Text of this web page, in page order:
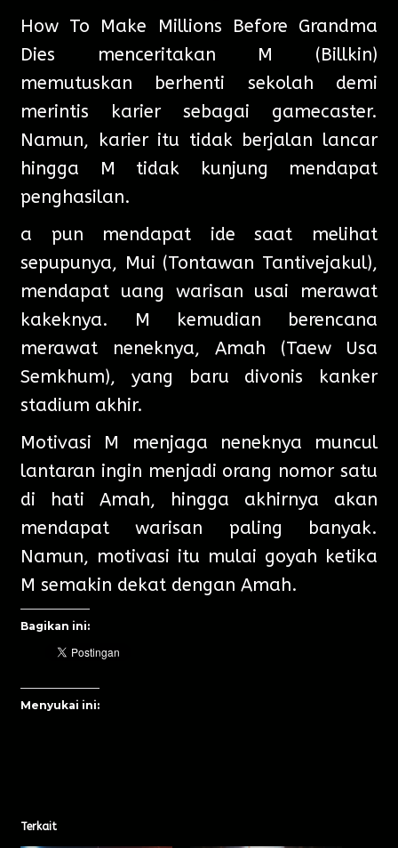
How To Make Millions Before Grandma
Dies menceritakan M (Billkin)
memutuskan berhenti sekolah demi
merintis karier sebagai gamecaster.
Namun, karier itu tidak berjalan lancar
hingga M tidak kunjung mendapat
penghasilan.
a pun mendapat ide saat melihat
sepupunya, Mui (Tontawan Tantivejakul),
mendapat uang warisan usai merawat
kakeknya. M kemudian berencana
merawat neneknya, Amah (Taew Usa
Semkhum), yang baru divonis kanker
stadium akhir.
Motivasi M menjaga neneknya muncul
lantaran ingin menjadi orang nomor satu
di hati Amah, hingga akhirnya akan
mendapat warisan paling banyak.
Namun, motivasi itu mulai goyah ketika
M semakin dekat dengan Amah.
Bagikan ini:
Menyukai ini:
Terkait